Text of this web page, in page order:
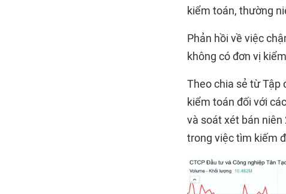
kiểm toán, thường
Phản hồi về việc
không có đơn vị
Theo chia sẻ từ Tập
kiểm toán đối với
và soát xét bán
trong việc tìm kiếm